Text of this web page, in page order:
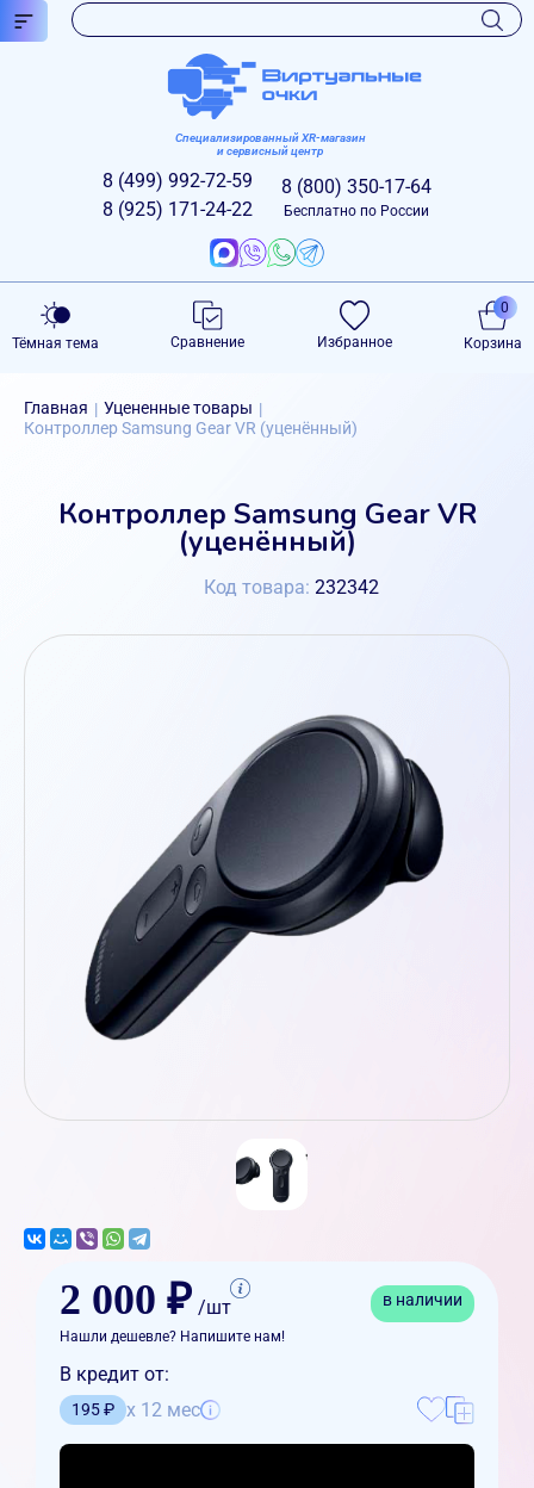
Специализированный XR-магазин
и сервисный центр
8 (499) 992-72-59
8 (925) 171-24-22
8 (800) 350-17-64
Бесплатно по России
Тёмная тема Сравнение Избранное Корзина
0
Главная | Уцененные товары |
Контроллер Samsung Gear VR (уценённый)
Контроллер Samsung Gear VR
(уценённый)
Код товара: 232342
2 000 ₽ /шт в наличии
Нашли дешевле? Напишите нам!
В кредит от:
195 ₽ x 12 мес